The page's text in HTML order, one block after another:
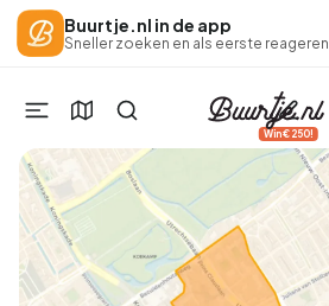
Buurtje.nl in de app
Sneller zoeken en als eerste reageren
Win €250!